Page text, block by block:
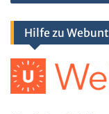
Hilfe zu